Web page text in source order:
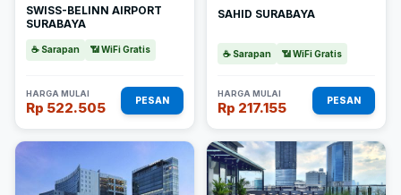
SWISS-BELINN AIRPORT
SURABAYA
☕ Sarapan 📶 WiFi Gratis
HARGA MULAI
Rp 522.505 PESAN
SAHID SURABAYA
☕ Sarapan 📶 WiFi Gratis
HARGA MULAI
Rp 217.155 PESAN